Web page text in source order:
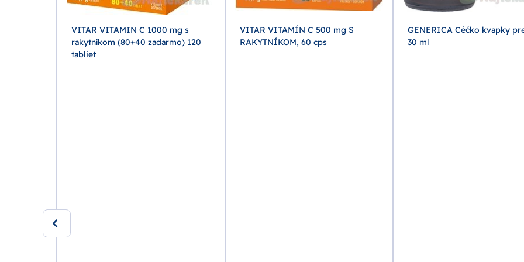
VITAR VITAMIN C 1000 mg s
rakytníkom (80+40 zadarmo) 120
tabliet
VITAR VITAMÍN C 500 mg S
RAKYTNÍKOM, 60 cps
GENERICA Céčko kvapky
30 ml